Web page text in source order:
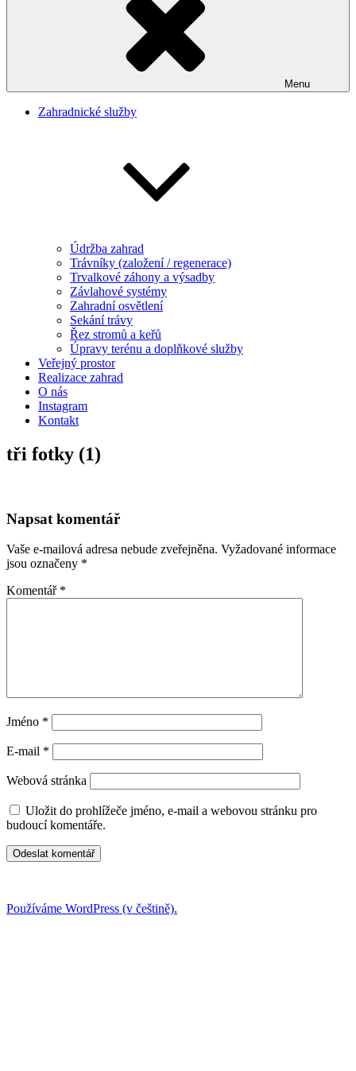
Menu
Zahradnické služby
Údržba zahrad
Trávníky (založení / regenerace)
Trvalkové záhony a výsadby
Závlahové systémy
Zahradní osvětlení
Sekání trávy
Řez stromů a keřů
Úpravy terénu a doplňkové služby
Veřejný prostor
Realizace zahrad
O nás
Instagram
Kontakt
tři fotky (1)
Napsat komentář
Vaše e-mailová adresa nebude zveřejněna. Vyžadované informace
jsou označeny *
Komentář *
Jméno *
E-mail *
Webová stránka
Uložit do prohlížeče jméno, e-mail a webovou stránku pro
budoucí komentáře.
Používáme WordPress (v češtině).